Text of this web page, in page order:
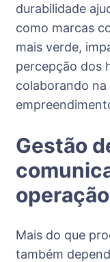
durabilidade
como marcas
mais verde,
percepção dos
colaborando
Gestão
operação
Mais do que
também